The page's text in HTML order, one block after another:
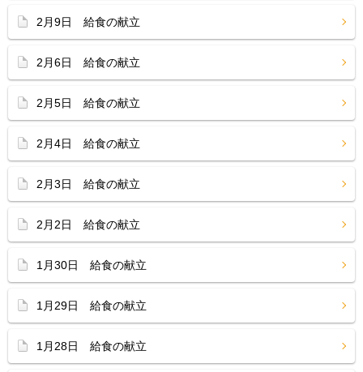
2月9日 給食の献立
2月6日 給食の献立
2月5日 給食の献立
2月4日 給食の献立
2月3日 給食の献立
2月2日 給食の献立
1月30日 給食の献立
1月29日 給食の献立
1月28日 給食の献立